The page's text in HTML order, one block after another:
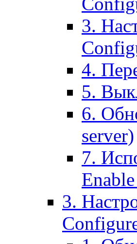
3.
4.
5.
6.
server)
7.
3.